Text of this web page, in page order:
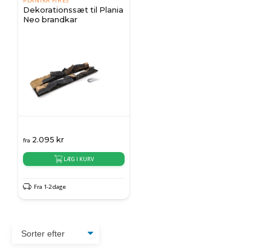
Dekorationssæt til Plania
Neo brandkar
fra 2.095 kr
LÆG I KURV
Fra 1-2 dage